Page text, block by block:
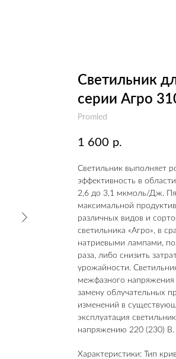
Светильник
серии Агро
Promled
1 600 р.
Светильник выполняет
эффективность в
2,6 до 3,1 мкмоль/Дж.
максимальной
различных видов и
светильника «Агро», в
натриевыми лампами,
раза, либо снизить
урожайности.
межфазного напряжения
замену облучательных
изменений в
эксплуатация
напряжению 220 (230) В.
Характеристики: Тип